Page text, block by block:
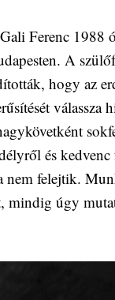
Ferenc 1988
A
hogy az
válassza
és
nem felejtik.
mindig úgy